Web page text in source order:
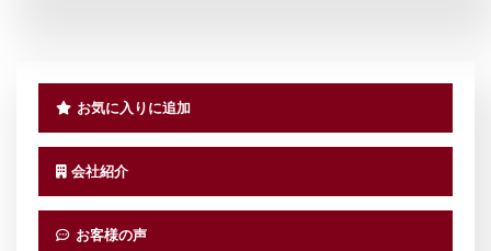
お気に入りに追加
会社紹介
お客様の声